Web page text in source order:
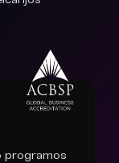
programos